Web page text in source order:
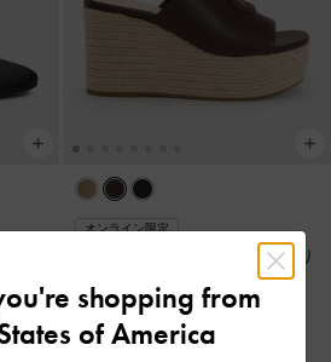
フ
オンライン限定
メタリックアクセント エスパドリ
ーユウェッジ
マルーン
¥ 10,500
shopping from
of America